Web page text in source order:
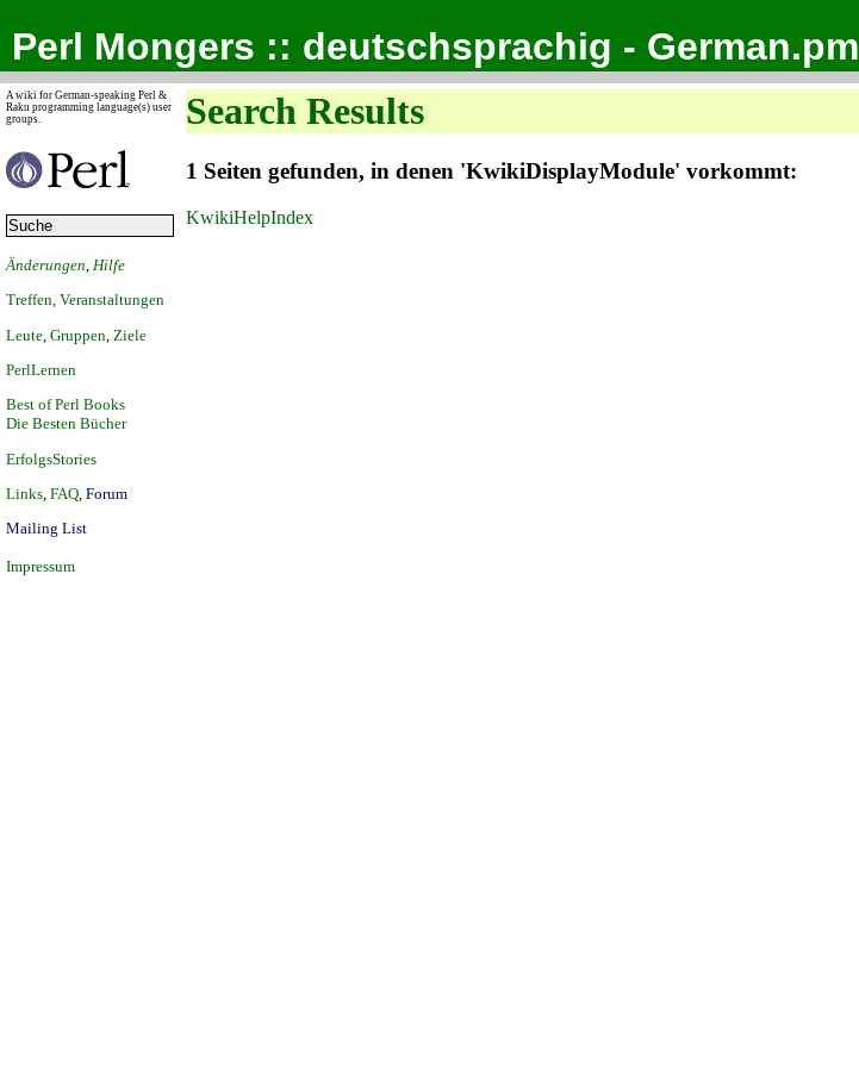
Perl Mongers :: deutschsprachig - German.pm
A wiki for German-speaking Perl &
Raku programming language(s) user
groups.
Änderungen Hilfe
Treffen, Veranstaltungen
Leute Gruppen Ziele
PerlLernen
Best of Perl Books
Die Besten Bücher
ErfolgsStories
Links FAQ Forum
Mailing List
Impressum
Search Results
1 Seiten gefunden, in denen 'KwikiDisplayModule' vorkommt:
KwikiHelpIndex